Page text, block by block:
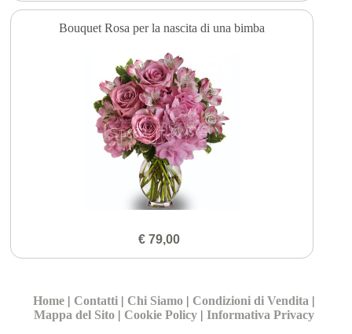
Bouquet Rosa per la nascita di una bimba
€ 79,00
Home | Contatti | Chi Siamo | Condizioni di Vendita |
Mappa del Sito | Cookie Policy |Informativa Privacy